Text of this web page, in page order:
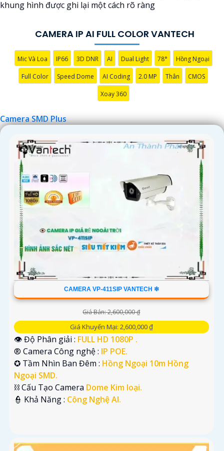
khung hình được ghi lại một cách rõ ràng
CAMERA IP AI FULL COLOR VANTECH
Mic Và Loa IP66 3D DNR AI Dual Light 78° Hồng Ngoại
Full Color Speed Dome AI Coding 2.0 MP Thân CMOS
Xoay 360
Camera SMD Plus
CAMERA VP-411SIP VANTECH ❇
Giá Bán: 2,600,000 ₫
Giá Khuyến Mại: 2,600,000 ₫
👁 Độ Phân giải : FULL HD 1080P .
®️ Camera Công nghệ : IP POE.
✪ Tầm Nhìn Ban Đêm : Hồng Ngoại 10m Hồng
Ngoại SMD.
⛓ Cấu Tạo Camera Dome Kim loại.
️👮 Khả Năng : Công Nghệ AI.